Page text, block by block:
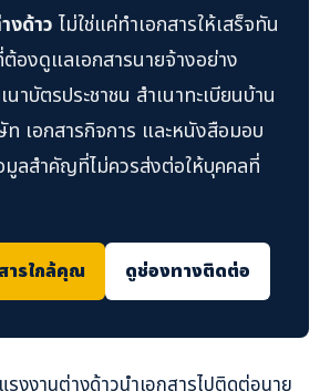
งด้าว ไม่ใช่แค่ทำเอกสารให้เสร็จทัน
องดูแลเอกสารนายจ้างอย่าง
นาบัตรประชาชน สำเนาทะเบียนบ้าน
เอกสารกิจการ และหนังสือมอบ
มูลสำคัญที่ไม่ควรส่งต่อให้บุคคลที่
ารใกล้คุณ ดูช่องทางติดต่อ